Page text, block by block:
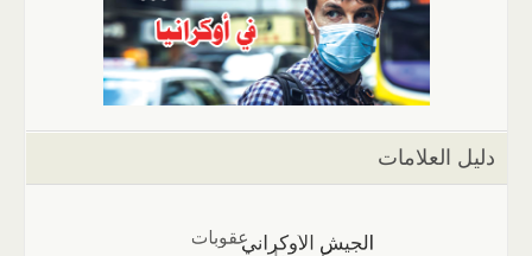
دليل العلامات